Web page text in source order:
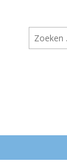
Zoeken
naar: